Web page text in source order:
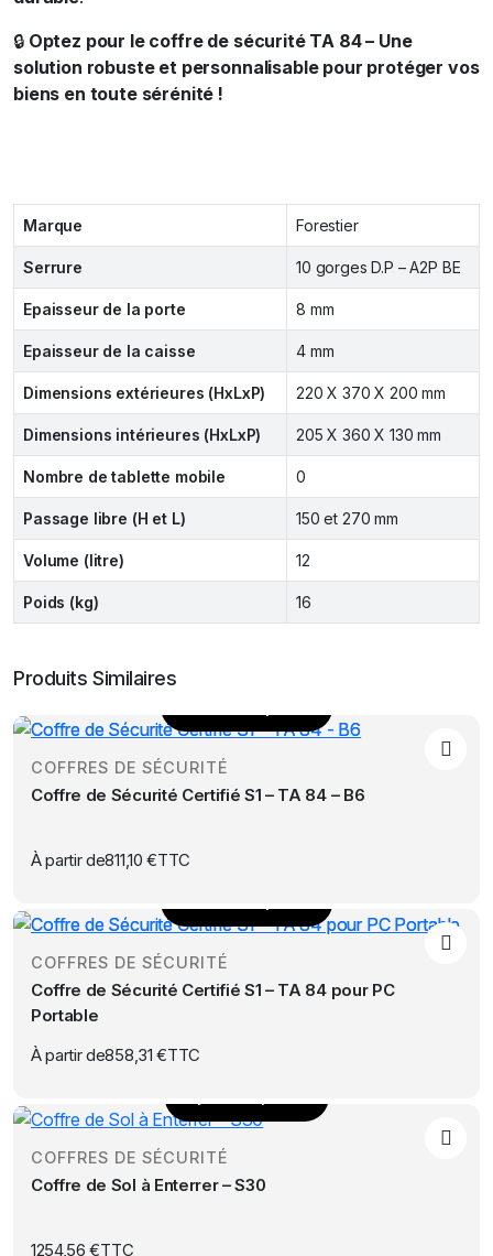
🔒 Optez pour le coffre de sécurité TA 84 – Une
solution robuste et personnalisable pour protéger vos
biens en toute sérénité !
Marque Forestier
Serrure 10 gorges D.P – A2P BE
Epaisseur de la porte 8 mm
Epaisseur de la caisse 4 mm
Dimensions extérieures (HxLxP) 220 X 370 X 200 mm
Dimensions intérieures (HxLxP) 205 X 360 X 130 mm
Nombre de tablette mobile 0
Passage libre (H et L) 150 et 270 mm
Volume (litre) 12
Poids (kg) 16
Produits Similaires
Ce
produit
a
plusieurs
Les
peuvent
être
choisies
sur
du
COFFRES DE SÉCURITÉ
Coffre de Sécurité Certifié S1 – TA 84 – B6
À partir de811,10€TTC
Ce
produit
a
plusieurs
Les
peuvent
être
choisies
sur
COFFRES DE SÉCURITÉ
Coffre de Sécurité Certifié S1 – TA 84 pour PC
Portable
À partir de858,31€TTC
COFFRES DE SÉCURITÉ
Coffre de Sol à Enterrer – S30
1254,56€TTC